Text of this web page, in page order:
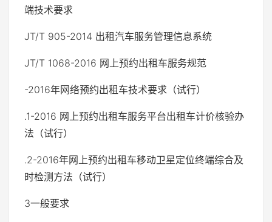
端技术要求
JT/T 905-2014 出租汽车服务管理信息系统
JT/T 1068-2016 网上预约出租车服务规范
-2016年网络预约出租车技术要求（试行）
.1-2016 网上预约出租车服务平台出租车计价核验办
法（试行）
.2-2016年网上预约出租车移动卫星定位终端综合及
时检测方法（试行）
3一般要求